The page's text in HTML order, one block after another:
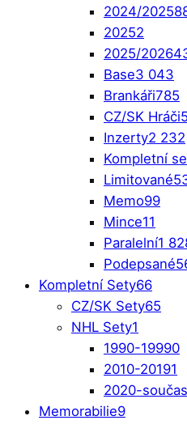
2024/2025
20252
2025/2026
Base3 043
Brankáři785
CZ/SK Hráči
Inzerty2 232
Kompletní
Limitované
Memo99
Mince11
Paralelní1
Podepsané
Kompletní Sety66
CZ/SK Sety65
NHL Sety1
1990-19990
2010-20191
2020-
Memorabilie9